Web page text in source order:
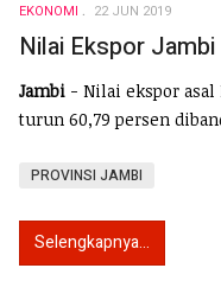
EKONOMI 22 JUN 2019
Nilai Ekspor
Jambi - Nilai ekspor asal
turun 60,79 persen
PROVINSI JAMBI
Selengkapnya...